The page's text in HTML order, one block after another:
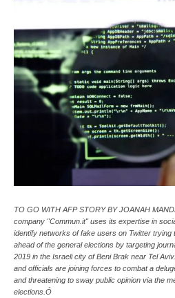
TO GO WITH AFP STORY BY JOANAH
company "Commun.it" uses its expertise in
identify networks of fake users on Twitter trying
ahead of the general elections by targeting
2019 in the Israeli city of Beni Brak near Tel
and officials are joining forces to combat a
and threatening to sway public opinion via the
elections.Ó